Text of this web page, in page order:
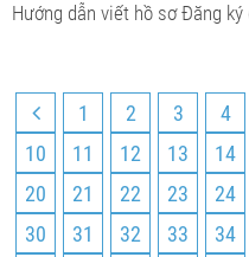
Hướng dẫn viết hồ sơ Đăng
1 2 3 4
10
11 12 13 14
20
21 22 23 24
30
31 32 33 34